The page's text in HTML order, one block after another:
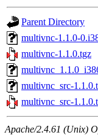
Parent Directory
multivnc-1.1.0-
multivnc-1.1.0.tgz
multivnc_src-
multivnc_src-
Apache/2.4.61 (Unix)